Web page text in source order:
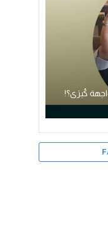
كُبرَى؟!